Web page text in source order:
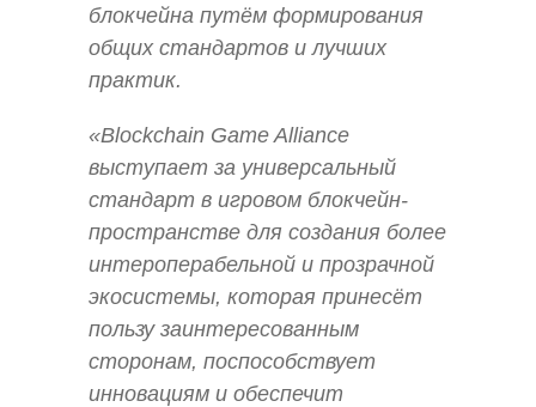
блокчейна путём формирования
общих стандартов и лучших
практик.
«Blockchain Game Alliance
выступает за универсальный
стандарт в игровом блокчейн-
пространстве для создания более
интероперабельной и прозрачной
экосистемы, которая принесёт
пользу заинтересованным
сторонам, поспособствует
инновациям и обеспечит